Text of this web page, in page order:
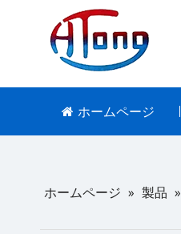
ホームページ
ホームページ » 製品 »